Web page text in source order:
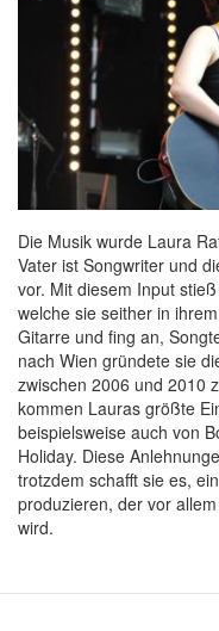
Die Musik wurde Laura
Vater ist Songwriter und
vor. Mit diesem Input
welche sie seither in
Gitarre und fing an,
nach Wien gründete sie
zwischen 2006 und 2010
kommen Lauras größte
beispielsweise auch von
Holiday. Diese
trotzdem schafft sie es,
produzieren, der vor
wird.